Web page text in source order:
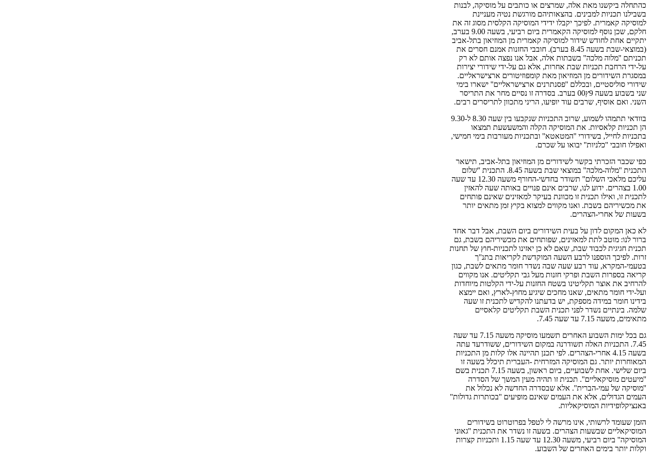
כהתחלה ביקשנו מאת אלה, שמרצים או כותבים על מוסיקה, לבנות
בשבילנו תכניות למבינים. בהצאותיהם מורגשת נטיה מעניינת
למוסיקה קאמרית. לפיכך יקבלו ידידי המוסיקה הקלסית מסוג זה את
חלקם, שכן נוסף למוסיקה הקאמרית ביום רביעי, בשעה 9.00 בערב,
יתקיים אחת לחודש שידור למוסיקה קאמרית מן המוזיאון בתל-אביב
(במוצאי-שבת בשעה 8.45 בערב). חובבי החזנות אמנם חסרים את
תכניתם ''מלוה מלכה'' בשבתות אלה, אבל אנו נפצה אותם לא רק
על-ידי הרחבת תכניות שבת אחרות, אלא גם על-ידי שידורי יצירות
במסגרת השידורים מן המוזיאון מאת קומפוזיטורים ארצישראליים.
שידורי סוליסטיים, ובכללם ''פסנתרנים ארצישראליים'' ישארו בימי
שני בשבוע בשעה 9ץ00 בערב. בסדרה זו נסיים מחר את התריסר
השני. ואם אוסיף, שרבים עוד יופיעו, הריני מתכוון לתריסרים רבים.
בוודאי תתמהו לשמוע, שרוב התכניות שנקבעו בין שעה 8.30 ל-9.30
הן תכניות קלאסיות. את המוסיקה הקלה והמשעשעת תמצאו
בתכניות לחייל, בשידורי ''המטאטא'' ובתכניות מעורבות בימי חמישי,
ואפילו חובבי ''כלניות'' יבואו על שכרם.
כפי שכבר הזכרתי בקשר לשידורים מן המוזיאון בתל-אביב, תישאר
התכנית ''מלוה-מלכה'' במוצאי שבת בשעה 8.45. התכנית ''שלום
עליכם מלאכי השלום'' תשודר בחדשי-החורף משעה 12.30 עד שעה
1.00 בצהרים. ידוע לנו, שרבים אינם פנויים באותה שעה להאזין
לתכנית זו, ואילו תכנית זו מכוונת בעיקר למאזינים שאינם פותחים
את מכשיריהם בשבת. ואנו מקווים למצוא בקיץ זמן מתאים יותר
בשעות של אחרי-הצהרים.
לא כאן המקום לדון על בעית השידורים ביום השבת, אבל דבר אחד
ברור לנו: מוטב לתת למאזינים, שפותחים את מכשיריהם בשבת, גם
תכנית חגיגית לכבוד שבת, שאם לא כן יאזינו לתכניות-חוץ של תחנות
זרות. לפיכך הוספנו לרבע השעה המוקדשת לקריאות בתנ''ך
בטעמי-המקרא, עוד רבע שעה שבה נשדר חומר מתאים לשבת, כגון
קריאה בספרות השבת ופרקי חזנות מעל גבי תקליטים. אנו מקווים
להרחיב את אוצר תקליטינו בשטח החזנות על-ידי הקלטות מיוחדות
ועל-ידי חומר מתאים, שאנו מחכים שיגיע מחוץ-לארץ, ואם יימצא
בידינו חומר במידה מספקת, יש בדעתנו להקדיש לתכנית זו שעה
שלמה. בינתיים נשדר לפני תכנית השבת תקליטים קלאסיים
מתאימים, משעה 7.15 עד שעה 7.45.
גם בכל ימות השבוע האחרים תשמעו מוסיקה משעה 7.15 עד שעה
7.45. התכניות האלה תשודרנה במקום השידורים, ששודרעד עתה
בשעה 4.15 אחרי-הצהרים. לפי תכנן תהיינה אלו קלות מן התכניות
המאוחרות יותר. גם המוסיקה המזרחית -העברית תיכלל בשעה זו
ביום שלישי. אחת לשבועיים, ביום ראשון, בשעה 7.15 תכנית בשם
''מיעטים מוסיקאליים''. תכנית זו תהיה מעין המשך של הסדרה
''מוסיקה של עמי-הברית''. אלא שבסדרה החדשה לא נכלול את
העמים הגדולים, אלא את העמים שאינם מופיעים ''בכותרות גדולות''
באנציקלופידיות המוסיקאליות.
הזמן שעומד לרשותי, אינו מרשה לי לטפל בפרוטרוט בשידורים
המוסיקאליים שבשעות הצהרים. בשעה זו נשדר את התכנית ''גאוני
המוסיקה'' ביום רביעי, משעה 12.30 עד שעה 1.15 ותכניות קצרות
וקלות יותר בימים האחרים של השבוע.